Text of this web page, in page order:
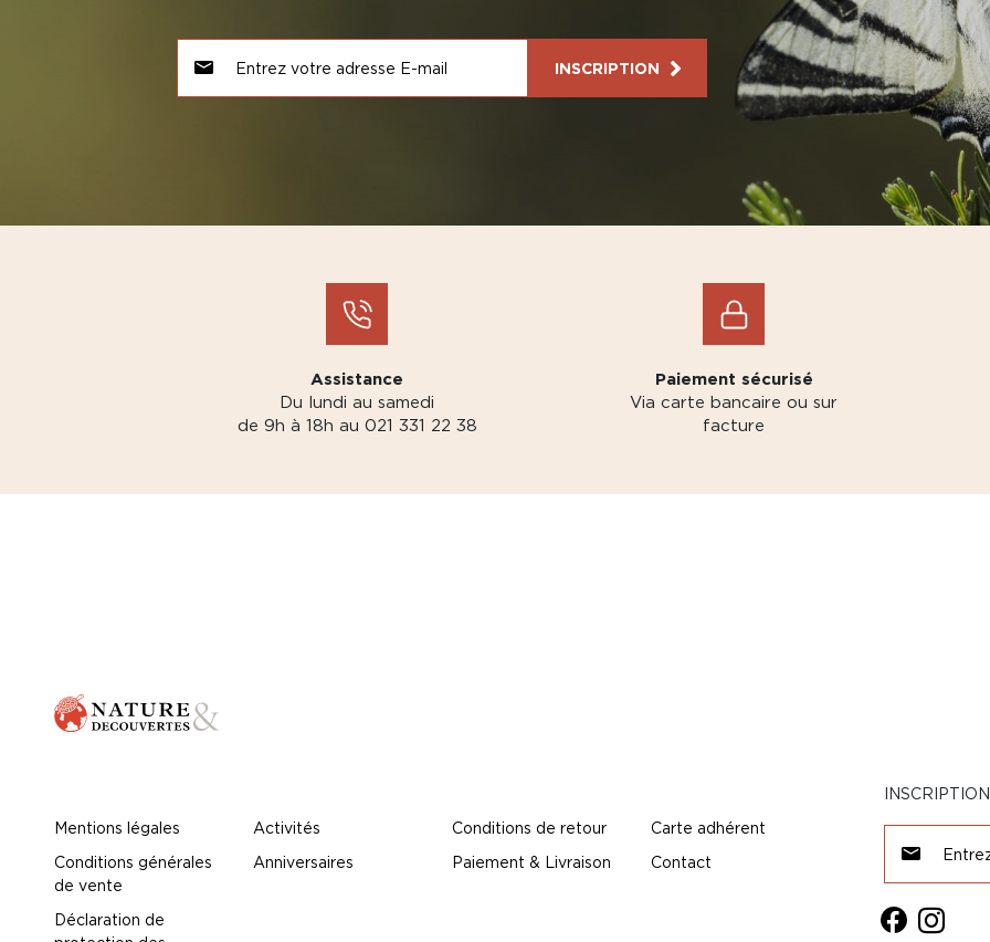
INSCRIPTION
Assistance
Du lundi au samedi
de 9h à 18h au 021 331 22 38
Paiement sécurisé
Via carte bancaire ou sur
facture
Mentions légales
Conditions générales
de vente
Déclaration de
Activités
Anniversaires
Conditions de retour
Paiement & Livraison
Carte adhérent
Contact